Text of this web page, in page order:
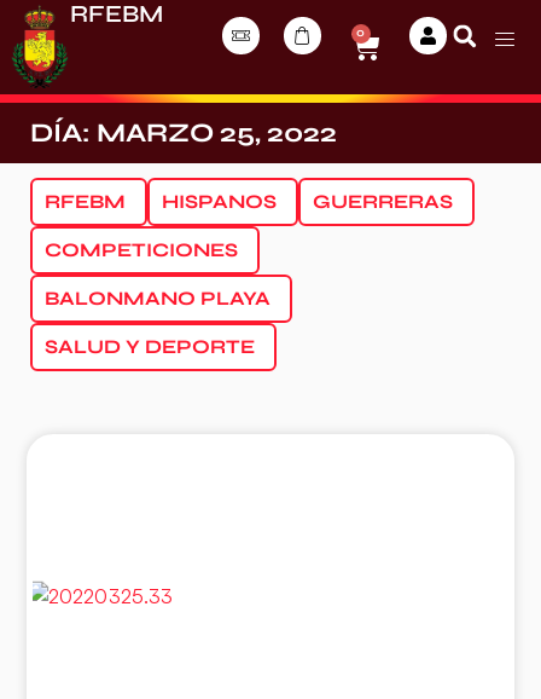
RFEBM
0
DÍA: MARZO 25, 2022
RFEBM HISPANOS GUERRERAS
COMPETICIONES
BALONMANO PLAYA
SALUD Y DEPORTE